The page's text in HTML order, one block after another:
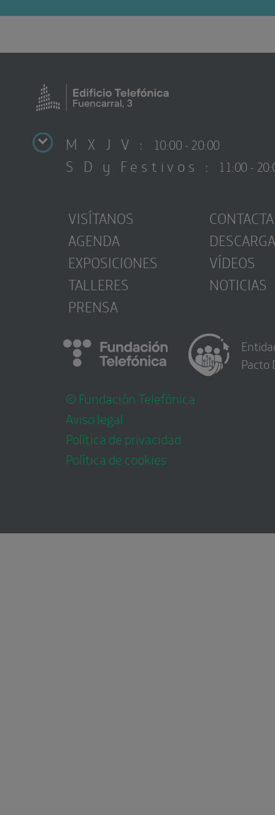
M X J V : 10:00 - 20:00
S D y Festivos : 11:00 -
VISÍTANOS
AGENDA
EXPOSICIONES
TALLERES
PRENSA
CONTACTA
VÍDEOS
NOTICIAS
© Fundación Telefónica
Aviso legal
Política de privacidad
Política de cookies
Pacto